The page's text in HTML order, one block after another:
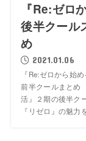
『Re:ゼロ
後半クール
め
2021.01.06
『Re:ゼロから始
前半クールまとめ
活』２期の後半ク
『リゼロ』の魅力